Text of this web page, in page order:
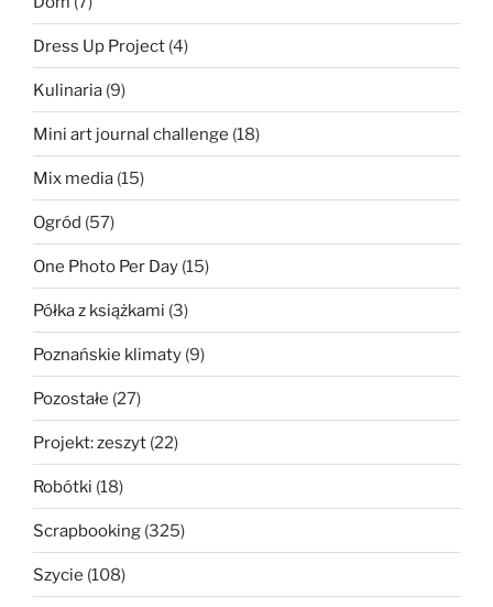
Dress Up Project (4)
Kulinaria (9)
Mini art journal challenge (18)
Mix media (15)
Ogród (57)
One Photo Per Day (15)
Półka z książkami (3)
Poznańskie klimaty (9)
Pozostałe (27)
Projekt: zeszyt (22)
Robótki (18)
Scrapbooking (325)
Szycie (108)